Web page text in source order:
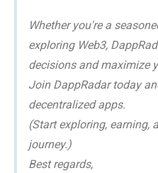
Whether you're a
exploring Web3,
decisions and maximize
Join DappRadar today
decentralized apps.
(Start exploring, earning,
journey.)
Best regards,